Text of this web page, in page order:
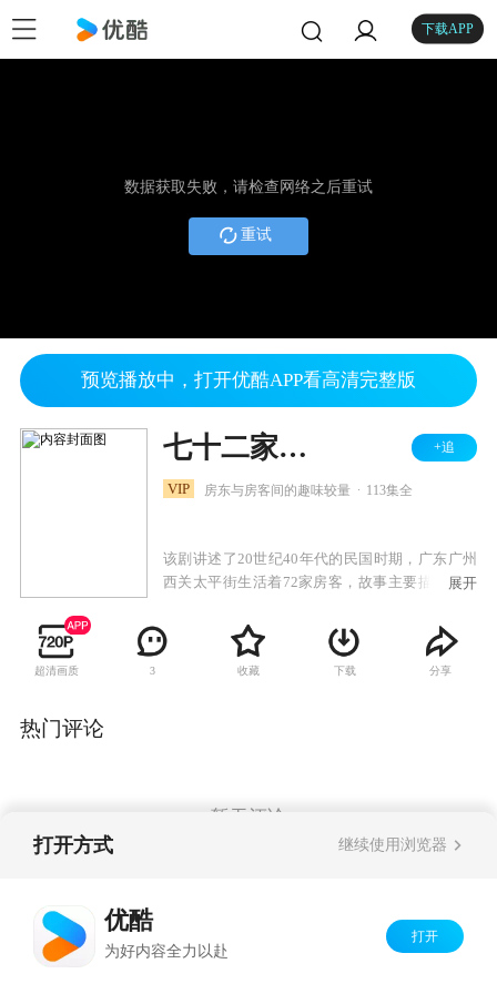
下载APP
数据获取失败，请检查网络之后重试
重试
预览播放中，打开优酷APP看高清完整版
七十二家房客 第三部 +追
VIP 房东与房客间的趣味较量 113集全
该剧讲述了20世纪40年代的民国时期，广东广州
西关太平街生活着72家房客，故事主要描述房东
展开
超清画质 3 收藏 下载 分享
热门评论
暂无评论
打开方式 继续使用浏览器
优酷
为好内容全力以赴
打开